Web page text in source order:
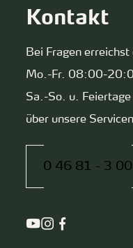
Kontakt
Bei Fragen erreichst
Mo.-Fr. 08:00-
Sa.-So. u.
über unsere
0 46 81 - 3 00